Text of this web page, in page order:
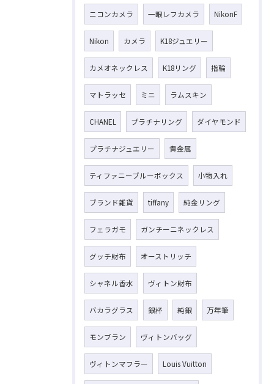
ニコンカメラ 一眼レフカメラ NikonF
Nikon カメラ K18ジュエリー
カメオネックレス K18リング 指輪
マトラッセ ミニ ラムスキン
CHANEL プラチナリング ダイヤモンド
プラチナジュエリー 貴金属
ティファニーブルーボックス 小物入れ
ブランド雑貨 tiffany 純金リング
フェラガモ ガンチーニネックレス
グッチ財布 オーストリッチ
シャネル香水 ヴィトン財布
バカラグラス 銀杯 純銀 万年筆
モンブラン ヴィトンバッグ
ヴィトンマフラー Louis Vuitton